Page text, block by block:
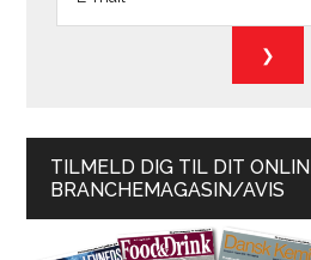
TILMELD DIG TIL DIT
BRANCHEMAGASIN/AVIS